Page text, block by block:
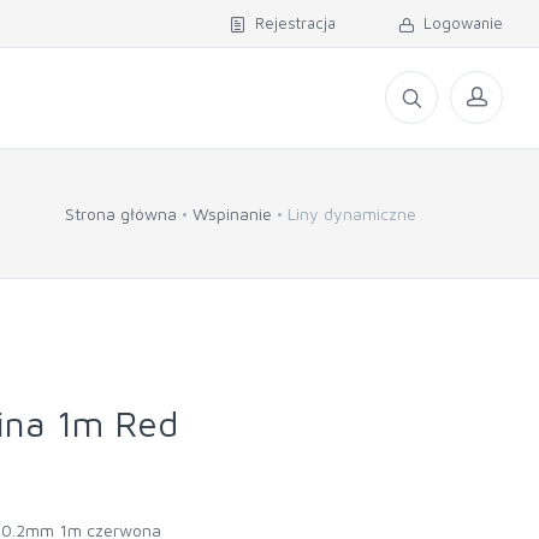
Rejestracja Logowanie
Strona główna Wspinanie Liny dynamiczne
1m Red
1m czerwona